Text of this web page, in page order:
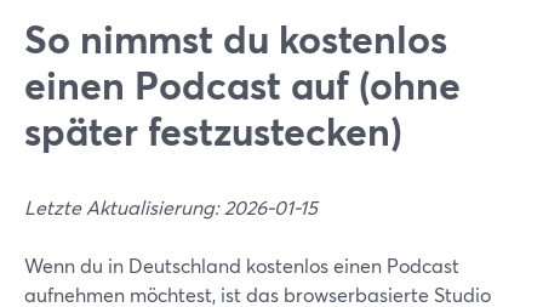
So nimmst du kostenlos
einen Podcast auf (ohne
später festzustecken)
Letzte Aktualisierung: 2026-01-15
Wenn du in Deutschland kostenlos einen Podcast
aufnehmen möchtest, ist das browserbasierte Studio